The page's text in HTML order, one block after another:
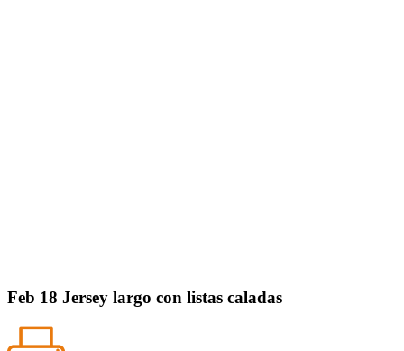
Feb 18 Jersey largo con listas caladas